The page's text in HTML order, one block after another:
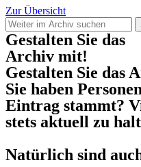
Zur Übersicht
Gestalten Sie das
Archiv mit!
Gestalten Sie das
Sie haben
Eintrag stammt?
stets aktuell zu
Natürlich sind